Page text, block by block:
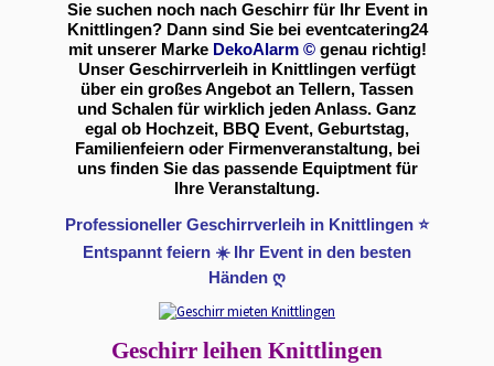
Sie suchen noch nach Geschirr für Ihr Event in
Knittlingen? Dann sind Sie bei eventcatering24
mit unserer Marke DekoAlarm ©genau richtig!
Unser Geschirrverleih in Knittlingen verfügt
über ein großes Angebot an Tellern, Tassen
und Schalen für wirklich jeden Anlass. Ganz
egal ob Hochzeit, BBQ Event, Geburtstag,
Familienfeiern oder Firmenveranstaltung, bei
uns finden Sie das passende Equiptment für
Ihre Veranstaltung.
Professioneller Geschirrverleih in Knittlingen ⭐
Entspannt feiern ☀️ Ihr Event in den besten
Händen ღ
Geschirr leihen Knittlingen